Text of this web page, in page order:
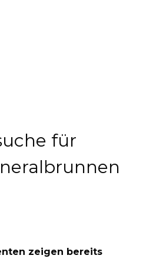
für
zeigen bereits